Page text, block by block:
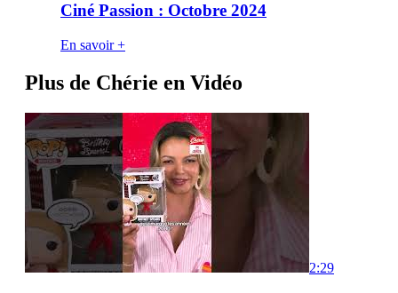
Ciné Passion : Octobre 2024
En savoir +
Plus de Chérie en Vidéo
2:29